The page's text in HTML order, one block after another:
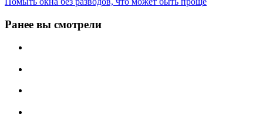
Ранее вы смотрели